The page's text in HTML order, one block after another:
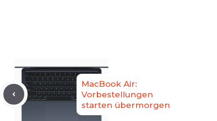
MacBook Air:
Vorbestellungen
starten übermorgen